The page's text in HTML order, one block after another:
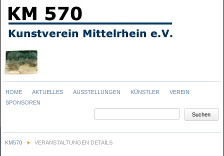
Navigation
überspringen
HOME AKTUELLES AUSSTELLUNGEN KÜNSTLER
VEREIN
SPONSOREN
Suchen
KM570 VERANSTALTUNGEN DETAILS